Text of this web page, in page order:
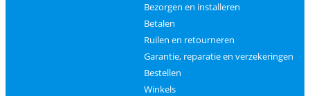
Bezorgen en installeren
Betalen
Ruilen en retourneren
Garantie, reparatie en verzekeringen
Bestellen
Winkels